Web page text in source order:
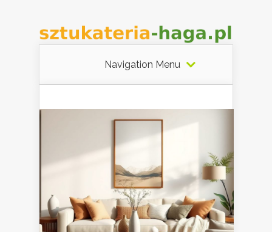
Navigation Menu